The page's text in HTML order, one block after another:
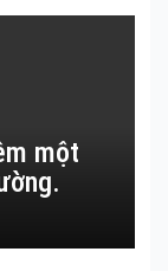
một